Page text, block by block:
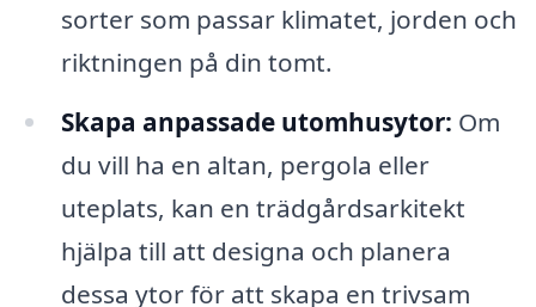
sorter som passar klimatet, jorden och
riktningen på din tomt.
Skapa anpassade utomhusytor: Om
du vill ha en altan, pergola eller
uteplats, kan en trädgårdsarkitekt
hjälpa till att designa och planera
dessa ytor för att skapa en trivsam